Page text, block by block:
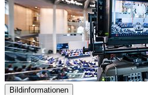
Bildinformationen